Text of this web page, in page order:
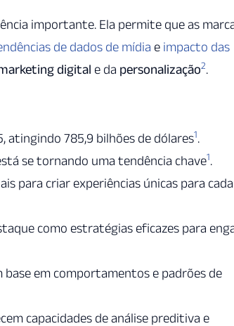
importante. Ela permite que as
de dados de mídia e impacto das
digital e da personalização2.
atingindo 785,9 bilhões de dólares1.
se tornando uma tendência chave1.
para criar experiências únicas para cada
como estratégias eficazes para
base em comportamentos e padrões de
capacidades de análise preditiva e